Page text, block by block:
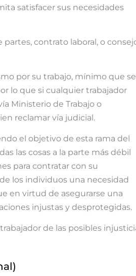
satisfacer sus necesidades
contrato laboral, o
por su trabajo, mínimo que se
lo que si cualquier trabajador
Ministerio de Trabajo o
reclamar vía judicial.
el objetivo de esta rama del
las cosas a la parte más débil
para contratar con su
los individuos una necesidad
en virtud de asegurarse una
injustas y desprotegidas.
de las posibles